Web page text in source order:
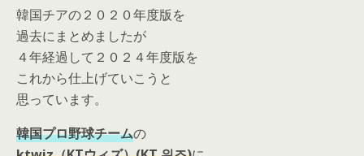
韓国チアの２０２０年度版を
過去にまとめましたが
４年経過して２０２４年度版を
これから仕上げていこうと
思っています。
韓国プロ野球チームの